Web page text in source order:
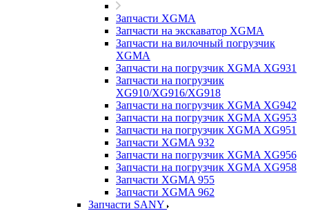
Запчасти XGMA
Запчасти на экскаватор XGMA
Запчасти на вилочный погрузчик
XGMA
Запчасти на погрузчик XGMA XG931
Запчасти на погрузчик
XG910/XG916/XG918
Запчасти на погрузчик XGMA XG942
Запчасти на погрузчик XGMA XG953
Запчасти на погрузчик XGMA XG951
Запчасти XGMA 932
Запчасти на погрузчик XGMA XG956
Запчасти на погрузчик XGMA XG958
Запчасти XGMA 955
Запчасти XGMA 962
Запчасти SANY